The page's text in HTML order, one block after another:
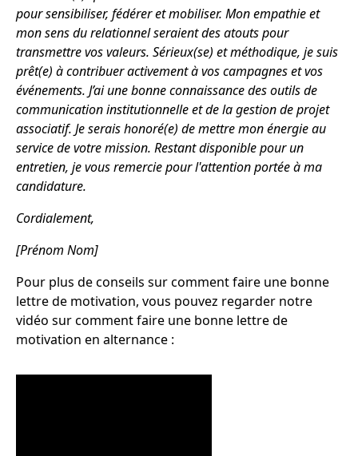
pour sensibiliser, fédérer et mobiliser. Mon empathie et
mon sens du relationnel seraient des atouts pour
transmettre vos valeurs. Sérieux(se) et méthodique, je suis
prêt(e) à contribuer activement à vos campagnes et vos
événements. J’ai une bonne connaissance des outils de
communication institutionnelle et de la gestion de projet
associatif. Je serais honoré(e) de mettre mon énergie au
service de votre mission. Restant disponible pour un
entretien, je vous remercie pour l'attention portée à ma
candidature.
Cordialement,
[Prénom Nom]
Pour plus de conseils sur comment faire une bonne
lettre de motivation, vous pouvez regarder notre
vidéo sur comment faire une bonne lettre de
motivation en alternance :